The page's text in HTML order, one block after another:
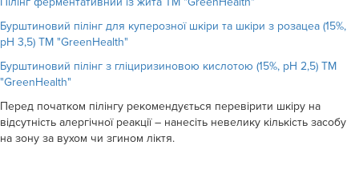
Бурштиновий пілінг для куперозної шкіри та шкіри з розацеа (15%,
рН 3,5) ТМ "GreenHealth"
Бурштиновий пілінг з гліциризиновою кислотою (15%, рН 2,5) ТМ
"GreenHealth"
Перед початком пілінгу рекомендується перевірити шкіру на
відсутність алергічної реакції – нанесіть невелику кількість засобу
на зону за вухом чи згином ліктя.